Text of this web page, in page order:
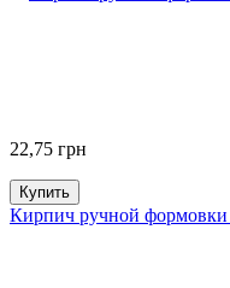
22,75 грн
Купить
Кирпич ручной формовки